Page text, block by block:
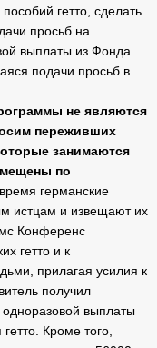
гетто, сделать
просьб на
выплаты из Фонда
подачи просьб в
не являются
переживших
занимаются
по
германские
истцам и извещают их
Конференс
гетто и к
прилагая усилия к
получил
одноразовой выплаты
Кроме того,